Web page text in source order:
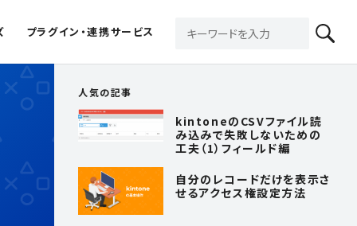
プラグイン・連携サービス
人気の記事
kintoneのCSVファイル読
み込みで失敗しないための
工夫（1）フィールド編
自分のレコードだけを表示さ
せるアクセス権設定方法